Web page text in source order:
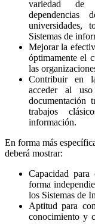
variedad de
universidades,
Sistemas de
Mejorar la
óptimamente el
las
Contribuir en
acceder al
documentación
trabajos
información.
En forma más
deberá mostrar:
Capacidad
forma
los Sistemas de
Aptitud para
conocimiento y